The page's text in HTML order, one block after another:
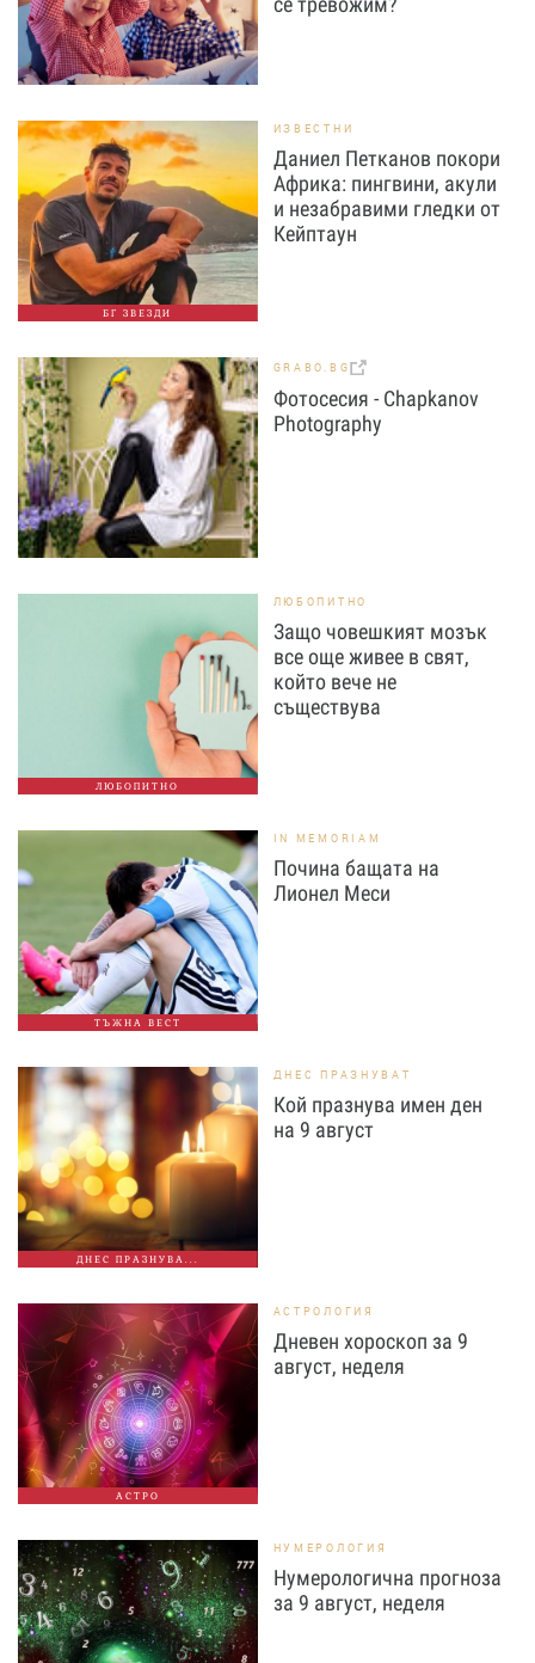
БГ ЗВЕЗДИ
ИЗВЕСТНИ
Даниел Петканов покори
Африка: пингвини, акули
и незабравими гледки от
Кейптаун
GRABO.BG
Фотосесия - Chapkanov
Photography
ЛЮБОПИТНО
ЛЮБОПИТНО
Защо човешкият мозък
все още живее в свят,
който вече не
съществува
ТЪЖНА ВЕСТ
IN MEMORIAM
Почина бащата на
Лионел Меси
ДНЕС ПРАЗНУВА...
ДНЕС ПРАЗНУВАТ
Кой празнува имен ден
на 9 август
АСТРО
АСТРОЛОГИЯ
Дневен хороскоп за 9
август, неделя
НУМЕРОЛОГИЯ
Нумерологична прогноза
за 9 август, неделя